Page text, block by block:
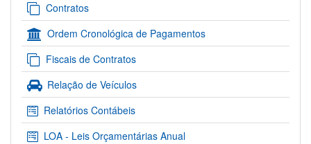
Contratos
Ordem Cronológica de Pagamentos
Fiscais de Contratos
Relação de Veículos
Relatórios Contábeis
LOA - Leis Orçamentárias Anual